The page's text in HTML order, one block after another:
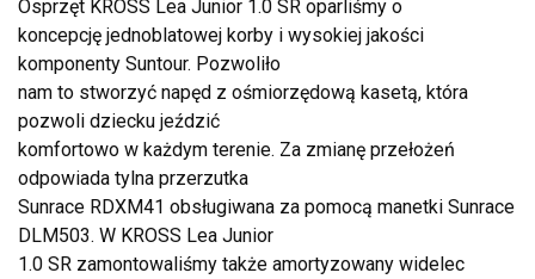
Osprzęt KROSS Lea Junior 1.0 SR oparliśmy o
koncepcję jednoblatowej korby i wysokiej jakości
komponenty Suntour. Pozwoliło
nam to stworzyć napęd z ośmiorzędową kasetą, która
pozwoli dziecku jeździć
komfortowo w każdym terenie. Za zmianę przełożeń
odpowiada tylna przerzutka
Sunrace RDXM41 obsługiwana za pomocą manetki Sunrace
DLM503. W KROSS Lea Junior
1.0 SR zamontowaliśmy także amortyzowany widelec